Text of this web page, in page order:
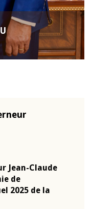
de Politique
2026,
Jean-